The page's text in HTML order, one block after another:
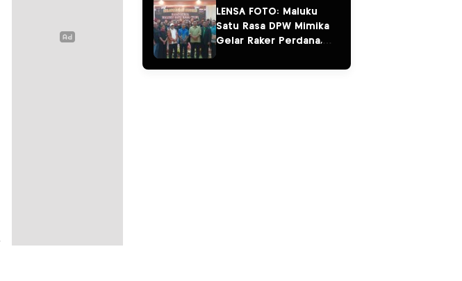
LENSA FOTO: Maluku
Satu Rasa DPW Mimika
Gelar Raker Perdana,
“Salam Sarane”